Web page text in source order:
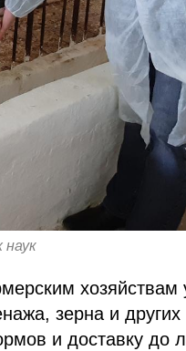
наук
хозяйствам
зерна и других
и доставку до